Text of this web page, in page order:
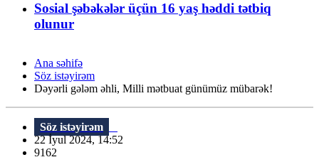
Sosial şəbəkələr üçün 16 yaş həddi tətbiq
olunur
Ana səhifə
Söz istəyirəm
Dəyərli gələm əhli, Milli mətbuat günümüz mübarək!
Söz istəyirəm
22 İyul 2024, 14:52
9162